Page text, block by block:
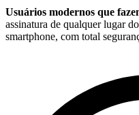
Usuários modernos que
assinatura de qualquer lugar
smartphone, com total